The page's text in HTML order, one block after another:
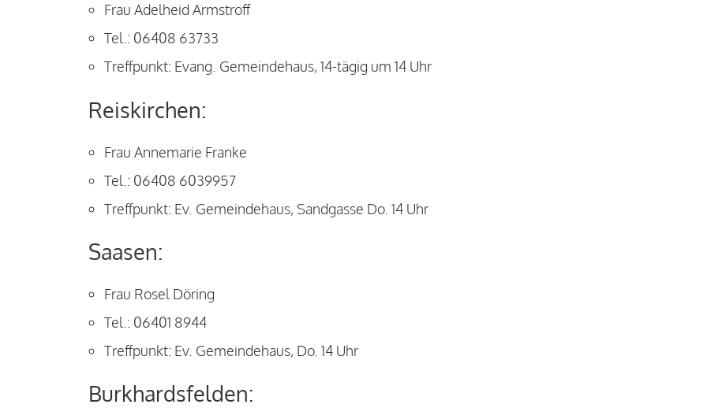
Frau Adelheid Armstroff
Tel.: 06408 63733
Treffpunkt: Evang. Gemeindehaus, 14-tägig um 14 Uhr
Reiskirchen:
Frau Annemarie Franke
Tel.: 06408 6039957
Treffpunkt: Ev. Gemeindehaus, Sandgasse Do. 14 Uhr
Saasen:
Frau Rosel Döring
Tel.: 06401 8944
Treffpunkt: Ev. Gemeindehaus, Do. 14 Uhr
Burkhardsfelden: